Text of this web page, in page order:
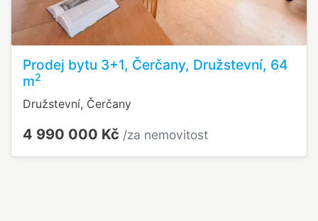
Prodej bytu 3+1, Čerčany, Družstevní, 64
m2
Družstevní, Čerčany
4 990 000 Kč /za nemovitost